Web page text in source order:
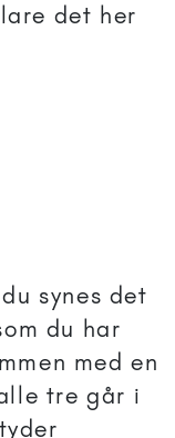
det her
synes det
du har
med en
tre går i